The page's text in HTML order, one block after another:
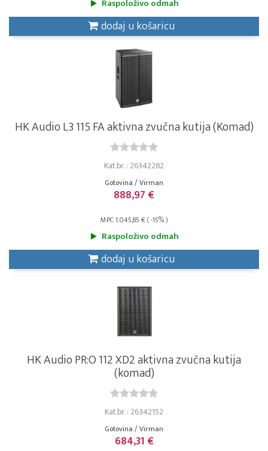
Raspoloživo odmah
dodaj u košaricu
HK Audio L3 115 FA aktivna zvučna kutija (Komad)
Kat.br. : 26342282
Gotovina / Virman
888,97 €
MPC 1.045,85 € ( -15% )
Raspoloživo odmah
dodaj u košaricu
HK Audio PR:O 112 XD2 aktivna zvučna kutija
(komad)
Kat.br. : 26342152
Gotovina / Virman
684,31 €